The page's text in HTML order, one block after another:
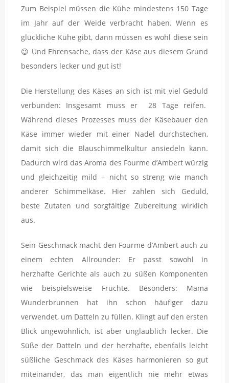
Zum Beispiel müssen die Kühe mindestens 150 Tage
im Jahr auf der Weide verbracht haben. Wenn es
glückliche Kühe gibt, dann müssen es wohl diese sein
😉 Und Ehrensache, dass der Käse aus diesem Grund
besonders lecker und gut ist!
Die Herstellung des Käses an sich ist mit viel Geduld
verbunden: Insgesamt muss er 28 Tage reifen.
Während dieses Prozesses muss der Käsebauer den
Käse immer wieder mit einer Nadel durchstechen,
damit sich die Blauschimmelkultur ansiedeln kann.
Dadurch wird das Aroma des Fourme d’Ambert würzig
und gleichzeitig mild – nicht so streng wie manch
anderer Schimmelkäse. Hier zahlen sich Geduld,
beste Zutaten und sorgfältige Zubereitung wirklich
aus.
Sein Geschmack macht den Fourme d’Ambert auch zu
einem echten Allrounder: Er passt sowohl in
herzhafte Gerichte als auch zu süßen Komponenten
wie beispielsweise Früchte. Besonders: Mama
Wunderbrunnen hat ihn schon häufiger dazu
verwendet, um Datteln zu füllen. Klingt auf den ersten
Blick ungewöhnlich, ist aber unglaublich lecker. Die
Süße der Datteln und der herzhafte, ebenfalls leicht
süßliche Geschmack des Käses harmonieren so gut
miteinander, das man eigentlich nie mehr etwas